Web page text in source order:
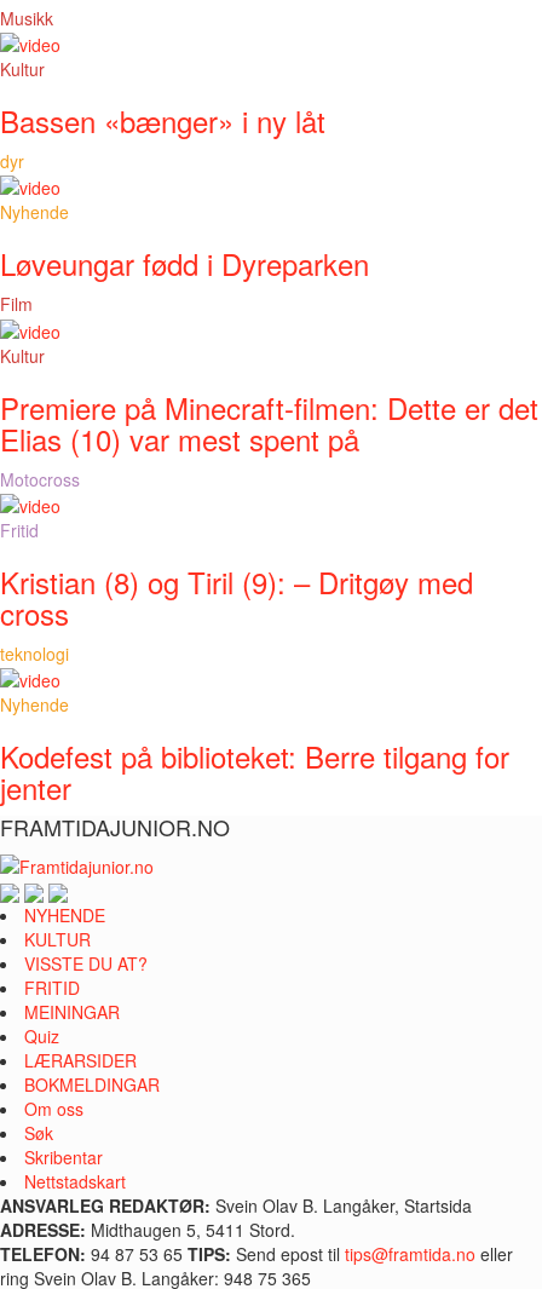
Musikk
Kultur
Bassen «bænger» i ny låt
dyr
Nyhende
Løveungar fødd i Dyreparken
Film
Kultur
Premiere på Minecraft-filmen: Dette er det
Elias (10) var mest spent på
Motocross
Fritid
Kristian (8) og Tiril (9): – Dritgøy med
cross
teknologi
Nyhende
Kodefest på biblioteket: Berre tilgang for
jenter
FRAMTIDAJUNIOR.NO
NYHENDE
KULTUR
VISSTE DU AT?
FRITID
MEININGAR
Quiz
LÆRARSIDER
BOKMELDINGAR
Om oss
Søk
Skribentar
Nettstadskart
ANSVARLEG REDAKTØR: Svein Olav B. Langåker, Startsida
ADRESSE: Midthaugen 5, 5411 Stord.
TELEFON: 94 87 53 65 TIPS: Send epost til tips@framtida.no eller
ring Svein Olav B. Langåker: 948 75 365